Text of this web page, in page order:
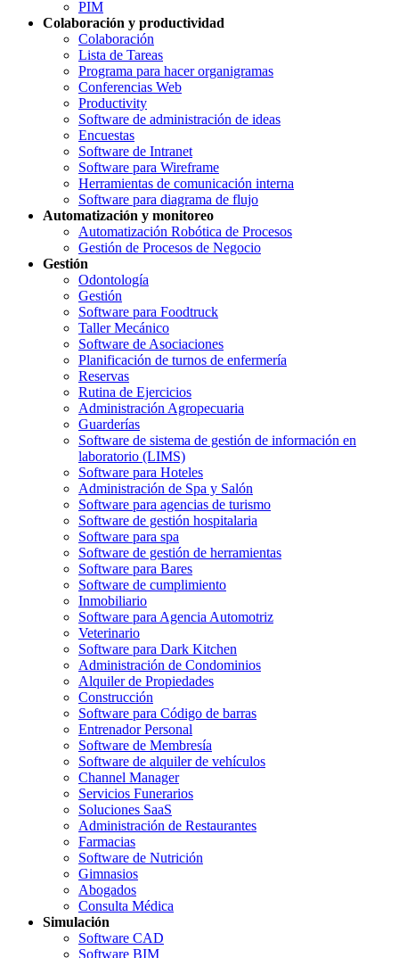
PIM
Colaboración y productividad
Colaboración
Lista de Tareas
Programa para hacer organigramas
Conferencias Web
Productivity
Software de administración de ideas
Encuestas
Software de Intranet
Software para Wireframe
Herramientas de comunicación interna
Software para diagrama de flujo
Automatización y monitoreo
Automatización Robótica de Procesos
Gestión de Procesos de Negocio
Gestión
Odontología
Gestión
Software para Foodtruck
Taller Mecánico
Software de Asociaciones
Planificación de turnos de enfermería
Reservas
Rutina de Ejercicios
Administración Agropecuaria
Guarderías
Software de sistema de gestión de información en
laboratorio (LIMS)
Software para Hoteles
Administración de Spa y Salón
Software para agencias de turismo
Software de gestión hospitalaria
Software para spa
Software de gestión de herramientas
Software para Bares
Software de cumplimiento
Inmobiliario
Software para Agencia Automotriz
Veterinario
Software para Dark Kitchen
Administración de Condominios
Alquiler de Propiedades
Construcción
Software para Código de barras
Entrenador Personal
Software de Membresía
Software de alquiler de vehículos
Channel Manager
Servicios Funerarios
Soluciones SaaS
Administración de Restaurantes
Farmacias
Software de Nutrición
Gimnasios
Abogados
Consulta Médica
Simulación
Software CAD
Software BIM